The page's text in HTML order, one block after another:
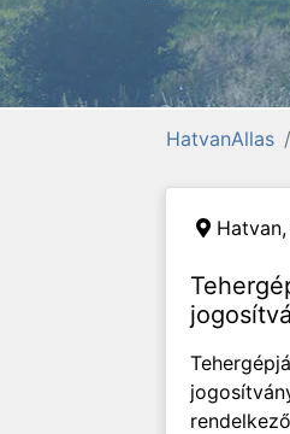
HatvanAllas
Hatvan,